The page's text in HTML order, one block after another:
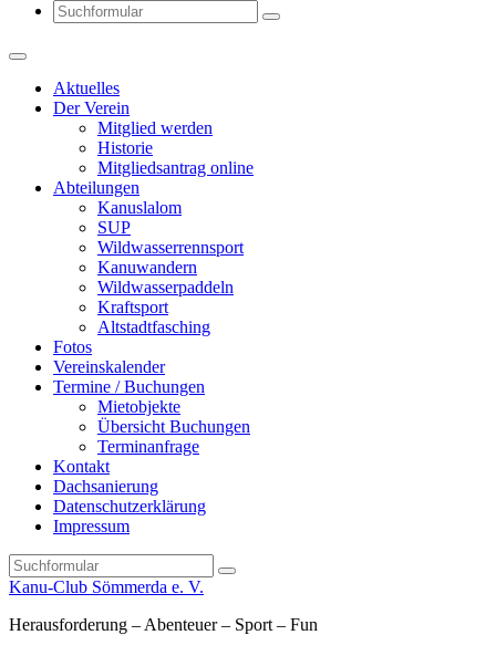
Search
Aktuelles
Der Verein
Mitglied werden
Historie
Mitgliedsantrag online
Abteilungen
Kanuslalom
SUP
Wildwasserrennsport
Kanuwandern
Wildwasserpaddeln
Kraftsport
Altstadtfasching
Fotos
Vereinskalender
Termine / Buchungen
Mietobjekte
Übersicht Buchungen
Terminanfrage
Kontakt
Dachsanierung
Datenschutzerklärung
Impressum
Search
Kanu-Club Sömmerda e. V.
Herausforderung – Abenteuer – Sport – Fun